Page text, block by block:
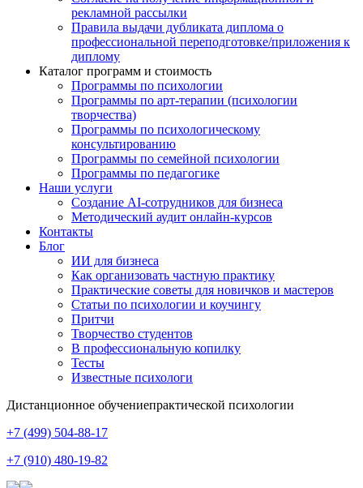
рекламной рассылки
Правила выдачи дубликата диплома о
профессиональной переподготовке/приложения к
диплому
Каталог программ и стоимость
Программы по психологии
Программы по арт-терапии (психологии
творчества)
Программы по психологическому
консультированию
Программы по семейной психологии
Программы по педагогике
Наши услуги
Создание AI-сотрудников для бизнеса
Методический аудит онлайн-курсов
Контакты
Блог
ИИ для бизнеса
Как организовать частную практику
Практические советы для новичков и мастеров
Статьи по психологии и коучингу
Притчи
Творчество студентов
В профессиональную копилку
Тесты
Известные психологи
Дистанционное обучениепрактической психологии
+7 (499) 504-88-17
+7 (910) 480-19-82